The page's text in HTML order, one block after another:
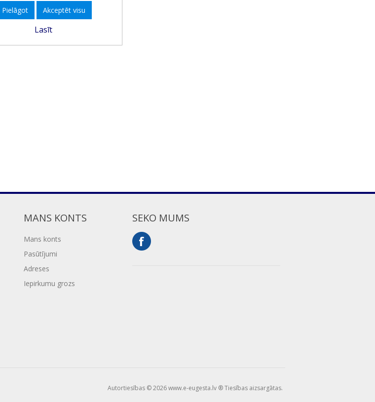
MANS KONTS
Mans konts
Pasūtījumi
Adreses
Iepirkumu grozs
SEKO MUMS
Autortiesības © 2026 www.e-eugesta.lv ® Tiesības aizsargātas.
Pielāgot Akceptēt visu
Lasīt